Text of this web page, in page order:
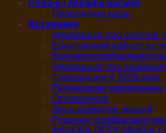
Робочі і дорадчі органи
Педагогічна рада
Вступнику
Інформація про освітню
Електронний кабінет
Контакти приймальної
Інформація про
Спеціальності 2026 року
Регіональне замовлення
Оголошення
День відкритих дверей
Рішення приймальної
ФАХОВА ПЕРЕДВИЩА